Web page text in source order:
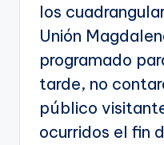
los
Unión
programado
tarde, no
público
ocurridos el fin